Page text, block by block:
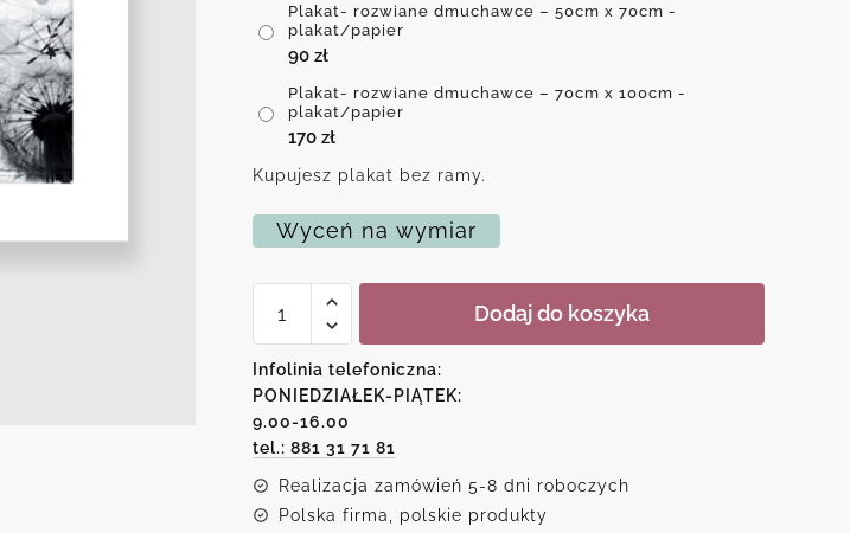
Plakat- rozwiane dmuchawce – 50cm x 70cm -
plakat/papier
90 zł
Plakat- rozwiane dmuchawce – 70cm x 100cm -
plakat/papier
170 zł
Kupujesz plakat bez ramy.
Wyceń na wymiar
Plakat-
Dodaj do koszyka
Infolinia telefoniczna:
PONIEDZIAŁEK-PIĄTEK:
9.00-16.00
tel.: 881 31 71 81
Realizacja zamówień 5-8 dni roboczych
Polska firma, polskie produkty